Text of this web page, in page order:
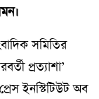
সমিতির
প্রত্যাশা’
ইনস্টিটিউট অব